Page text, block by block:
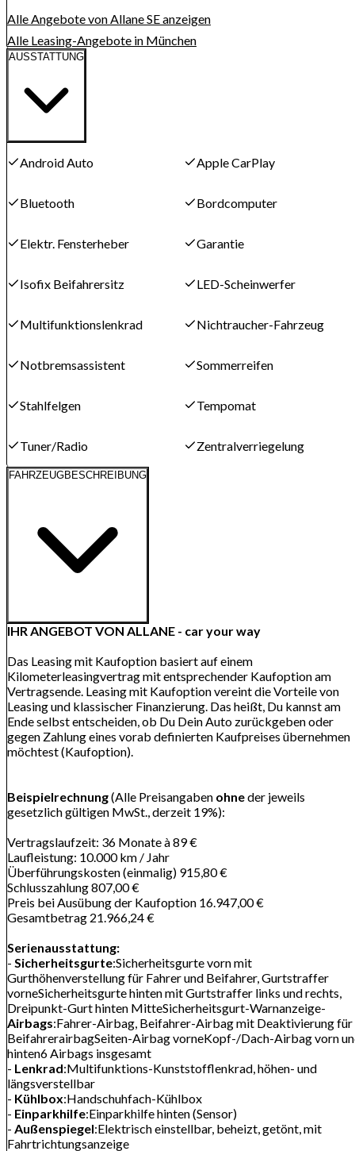
Alle Angebote von Allane SE anzeigen
Alle Leasing-Angebote in München
AUSSTATTUNG
Android Auto Apple CarPlay
Bluetooth Bordcomputer
Elektr. Fensterheber Garantie
Isofix Beifahrersitz LED-Scheinwerfer
Multifunktionslenkrad Nichtraucher-Fahrzeug
Notbremsassistent Sommerreifen
Stahlfelgen Tempomat
Tuner/Radio Zentralverriegelung
FAHRZEUGBESCHREIBUNG
IHR ANGEBOT VON ALLANE - car your way
Das Leasing mit Kaufoption basiert auf einem
Kilometerleasingvertrag mit entsprechender Kaufoption am
Vertragsende. Leasing mit Kaufoption vereint die Vorteile von
Leasing und klassischer Finanzierung. Das heißt, Du kannst am
Ende selbst entscheiden, ob Du Dein Auto zurückgeben oder
gegen Zahlung eines vorab definierten Kaufpreises übernehmen
möchtest (Kaufoption).
Beispielrechnung(Alle Preisangaben ohneder jeweils
gesetzlich gültigen MwSt., derzeit 19%):
Vertragslaufzeit: 36 Monate à 89 €
Laufleistung: 10.000 km / Jahr
Überführungskosten (einmalig) 915,80 €
Schlusszahlung 807,00 €
Preis bei Ausübung der Kaufoption 16.947,00 €
Gesamtbetrag 21.966,24 €
Serienausstattung:
- Sicherheitsgurte:Sicherheitsgurte vorn mit
Gurthöhenverstellung für Fahrer und Beifahrer, Gurtstraffer
vorneSicherheitsgurte hinten mit Gurtstraffer links und rechts,
Dreipunkt-Gurt hinten MitteSicherheitsgurt-Warnanzeige-
Airbags:Fahrer-Airbag, Beifahrer-Airbag mit Deaktivierung für
BeifahrerairbagSeiten-Airbag vorneKopf-/Dach-Airbag vorn
hinten6 Airbags insgesamt
- Lenkrad:Multifunktions-Kunststofflenkrad, höhen- und
längsverstellbar
- Kühlbox:Handschuhfach-Kühlbox
- Einparkhilfe:Einparkhilfe hinten (Sensor)
- Außenspiegel:Elektrisch einstellbar, beheizt, getönt, mit
Fahrtrichtungsanzeige